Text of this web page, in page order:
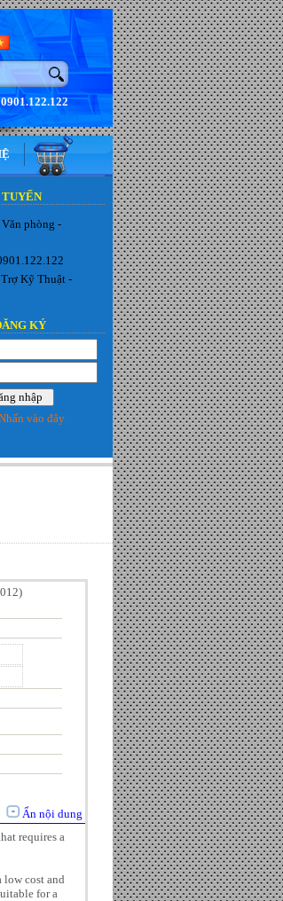
phòng -
Kỹ Thuật -
KÝ
vào đây
)
Ẩn nội dung
requires a
low cost and
for a